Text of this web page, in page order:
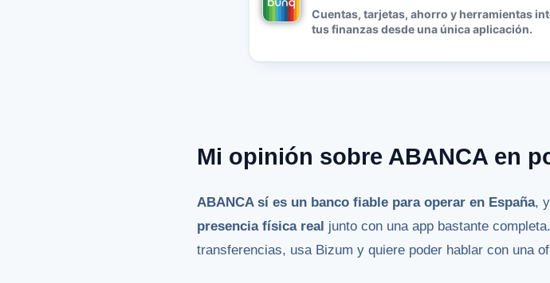
Cuentas, tarjetas, ahorro y herramientas
tus finanzas desde una única aplicación.
Mi opinión sobre ABANCA en
ABANCA sí es un banco fiable para operar en España,
presencia física real junto con una app bastante
transferencias, usa Bizum y quiere poder hablar con una